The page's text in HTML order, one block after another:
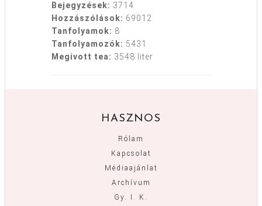
Bejegyzések: 3714
Hozzászólások: 69012
Tanfolyamok: 8
Tanfolyamozók: 5431
Megivott tea: 3548 liter
HASZNOS
Rólam
Kapcsolat
Médiaajánlat
Archívum
Gy. I. K.